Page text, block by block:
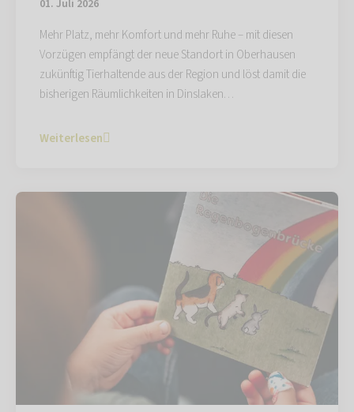
01. Juli 2026
Mehr Platz, mehr Komfort und mehr Ruhe – mit diesen
Vorzügen empfängt der neue Standort in Oberhausen
zukünftig Tierhaltende aus der Region und löst damit die
bisherigen Räumlichkeiten in Dinslaken…
Weiterlesen